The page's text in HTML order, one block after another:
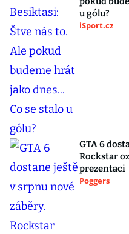
u gólu?
iSport.cz
GTA 6
Rockstar
prezentaci
Poggers